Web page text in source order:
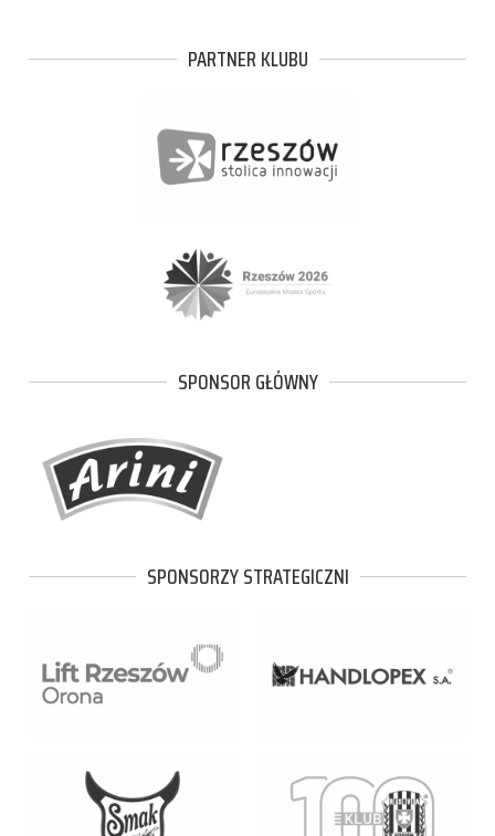
PARTNER KLUBU
SPONSOR GŁÓWNY
SPONSORZY STRATEGICZNI